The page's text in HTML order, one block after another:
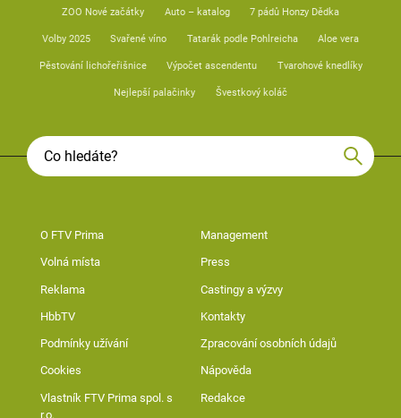
ZOO Nové začátky Auto – katalog 7 pádů Honzy Dědka
Volby 2025 Svařené víno Tatarák podle Pohlreicha Aloe vera
Pěstování lichořeřišnice Výpočet ascendentu Tvarohové knedlíky
Nejlepší palačinky Švestkový koláč
O FTV Prima Management
Volná místa Press
Reklama Castingy a výzvy
HbbTV Kontakty
Podmínky užívání Zpracování osobních údajů
Cookies Nápověda
Vlastník FTV Prima spol. s
r.o.
Redakce